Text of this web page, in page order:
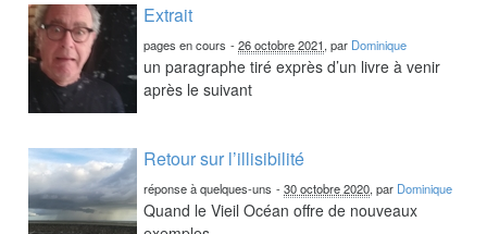
Extrait
pages en cours -26 octobre 2021, par Dominique
un paragraphe tiré exprès d’un livre à venir
après le suivant
Retour sur l’illisibilité
réponse à quelques-uns -30 octobre 2020, par Dominique
Quand le Vieil Océan offre de nouveaux